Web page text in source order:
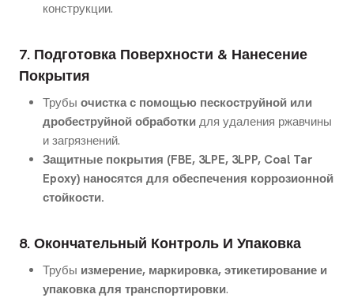
конструкции.
7. Подготовка Поверхности & Нанесение
Покрытия
Трубы очистка с помощью пескоструйной или
дробеструйной обработки для удаления ржавчины
и загрязнений.
Защитные покрытия (FBE, 3LPE, 3LPP, Coal Tar
Epoxy) наносятся для обеспечения коррозионной
стойкости.
8. Окончательный Контроль И Упаковка
Трубы измерение, маркировка, этикетирование и
упаковка для транспортировки.